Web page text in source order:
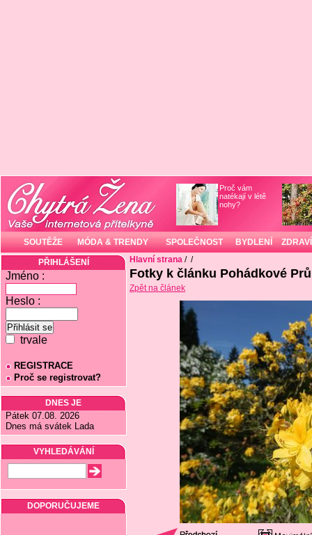
Proč vám
natékají v létě
nohy?
SOUTĚŽE MÓDA & TRENDY SPOLEČNOST BYDLENÍ ZDRAVÍ
PŘIHLÁŠENÍ
Jméno :
Heslo :
trvale
REGISTRACE
Proč se registrovat?
DNES JE
Pátek 07.08. 2026
Dnes má svátek Lada
VYHLEDÁVÁNÍ
DOPORUČUJEME
Hlavní strana / /
Fotky k článku Pohádkové
Zpět na článek